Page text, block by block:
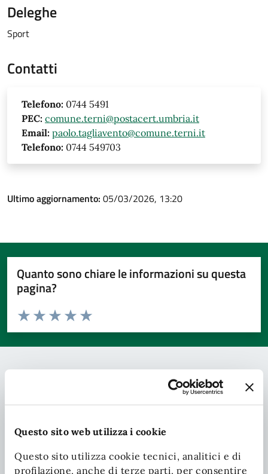
Questo sito web utilizza i cookie
Questo sito utilizza cookie tecnici, analitici e di
profilazione, anche di terze parti, per consentire
Deleghe
Sport
Contatti
Telefono: 0744 5491
PEC: comune.terni@postacert.umbria.it
Email: paolo.tagliavento@comune.terni.it
Telefono: 0744 549703
Ultimo aggiornamento: 05/03/2026, 13:20
Quanto sono chiare le informazioni su questa
pagina?
Valuta da 1 a 5 stelle la pagina
Valuta 5 stelle su 5
Valuta 4 stelle su 5
Valuta 3 stelle su 5
Valuta 2 stelle su 5
Valuta 1 stelle su 5
Chiama il comune